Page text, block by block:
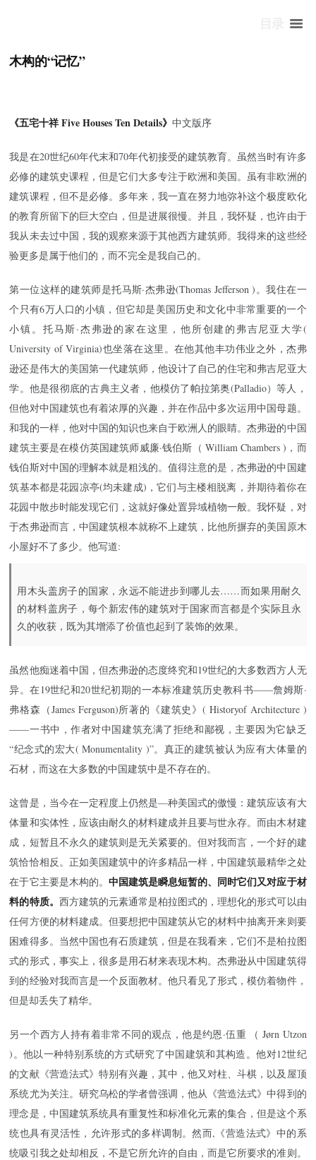
木构的“记忆”
《五宅十祥 Five Houses Ten Details》中文版序
我是在20世纪60年代末和70年代初接受的建筑教育。虽然当时有许多
必修的建筑史课程，但是它们大多专注于欧洲和美国。虽有非欧洲的
建筑课程，但不是必修。多年来，我一直在努力地弥补这个极度欧化
的教育所留下的巨大空白，但是进展很慢。并且，我怀疑，也许由于
我从未去过中国，我的观察来源于其他西方建筑师。我得来的这些经
验更多是属于他们的，而不完全是我自己的。
第一位这样的建筑师是托马斯·杰弗逊(Thomas Jefferson )。我住在一
个只有6万人口的小镇，但它却是美国历史和文化中非常重要的一个
小镇。托马斯·杰弗逊的家在这里，他所创建的弗吉尼亚大学(
University of Virginia)也坐落在这里。在他其他丰功伟业之外，杰弗
逊还是伟大的美国第一代建筑师，他设计了自己的住宅和弗吉尼亚大
学。他是很彻底的古典主义者，他模仿了帕拉第奥(Palladio）等人，
但他对中国建筑也有着浓厚的兴趣，并在作品中多次运用中国母题。
和我的一样，他对中国的知识也来自于欧洲人的眼睛。杰弗逊的中国
建筑主要是在模仿英国建筑师威廉·钱伯斯（ William Chambers )，而
钱伯斯对中国的理解本就是粗浅的。值得注意的是，杰弗逊的中国建
筑基本都是花园凉亭(均未建成)，它们与主楼相脱离，并期待着你在
花园中散步时能发现它们，这就好像处置异域植物一般。我怀疑，对
于杰弗逊而言，中国建筑根本就称不上建筑，比他所摒弃的美国原木
小屋好不了多少。他写道:
用木头盖房子的国家，永远不能进步到哪儿去……而如果用耐久
的材料盖房子，每个新宏伟的建筑对于国家而言都是个实际且永
久的收获，既为其增添了价值也起到了装饰的效果。
虽然他痴迷着中国，但杰弗逊的态度终究和19世纪的大多数西方人无
异。在19世纪和20世纪初期的一本标准建筑历史教科书——詹姆斯·
弗格森（James Ferguson)所著的《建筑史》( Historyof Architecture )
——一书中，作者对中国建筑充满了拒绝和鄙视，主要因为它缺乏
“纪念式的宏大( Monumentality )”。真正的建筑被认为应有大体量的
石材，而这在大多数的中国建筑中是不存在的。
这曾是，当今在一定程度上仍然是—种美国式的傲慢：建筑应该有大
体量和实体性，应该由耐久的材料建成并且要与世永存。而由木材建
成，短暂且不永久的建筑则是无关紧要的。但对我而言，一个好的建
筑恰恰相反。正如美国建筑中的许多精品一样，中国建筑最精华之处
在于它主要是木构的。 中国建筑是瞬息短暂的、同时它们又对应于材
料的特质。 西方建筑的元素通常是柏拉图式的，理想化的形式可以由
任何方便的材料建成。但要想把中国建筑从它的材料中抽离开来则要
困难得多。当然中国也有石质建筑，但是在我看来，它们不是柏拉图
式的形式，事实上，很多是用石材来表现木构。杰弗逊从中国建筑得
到的经验对我而言是一个反面教材。他只看见了形式，模仿着物件，
但是却丢失了精华。
另一个西方人持有着非常不同的观点，他是约恩·伍重 （Jørn Utzon
)。他以一种特别系统的方式研究了中国建筑和其构造。他对12世纪
的文献《营造法式》特别有兴趣，其中，他又对柱、斗棋，以及屋顶
系统尤为关注。研究乌松的学者曾强调，他从《营造法式》中得到的
理念是，中国建筑系统具有重复性和标准化元素的集合，但是这个系
统也具有灵活性，允许形式的多样调制。然而,《营造法式》中的系
统吸引我之处却相反，不是它所允许的自由，而是它所要求的准则。